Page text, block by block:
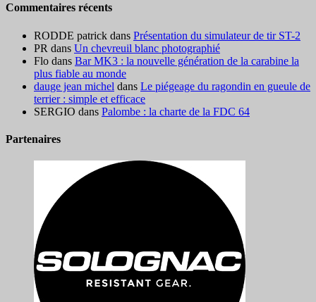
Commentaires récents
RODDE patrick dans Présentation du simulateur de tir ST-2
PR dans Un chevreuil blanc photographié
Flo dans Bar MK3 : la nouvelle génération de la carabine la
plus fiable au monde
dauge jean michel dans Le piégeage du ragondin en gueule de
terrier : simple et efficace
SERGIO dans Palombe : la charte de la FDC 64
Partenaires